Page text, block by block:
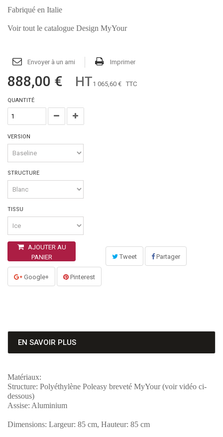
Fabriqué en Italie
Voir tout le catalogue Design MyYour
Envoyer à un ami Imprimer
888,00 € HT1 065,60 € TTC
QUANTITÉ
VERSION
STRUCTURE
TISSU
AJOUTER AU
PANIER
Tweet Partager
Google+ Pinterest
EN SAVOIR PLUS
Matériaux:
Structure: Polyéthylène Poleasy breveté MyYour (voir vidéo ci-
dessous)
Assise: Aluminium
Dimensions: Largeur: 85 cm, Hauteur: 85 cm